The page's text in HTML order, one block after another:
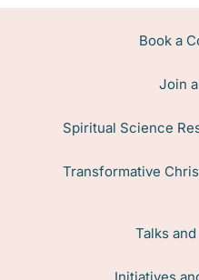
Book a
Join
Spiritual Science
Transformative
Talks
Initiatives